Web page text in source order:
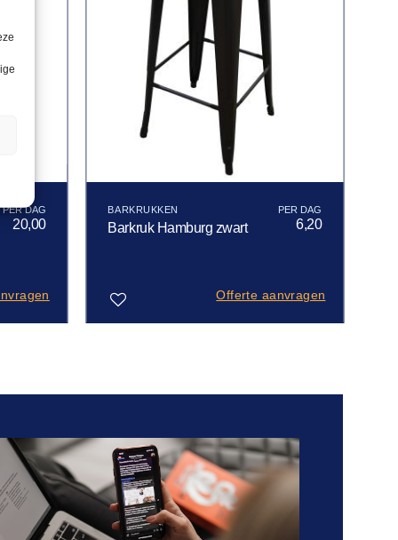
20,00
BARKRUKKEN
Barkruk Hamburg zwart 6,20
Offerte aanvragen